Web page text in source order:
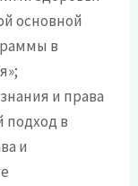
основной
в
и права
подход в
и